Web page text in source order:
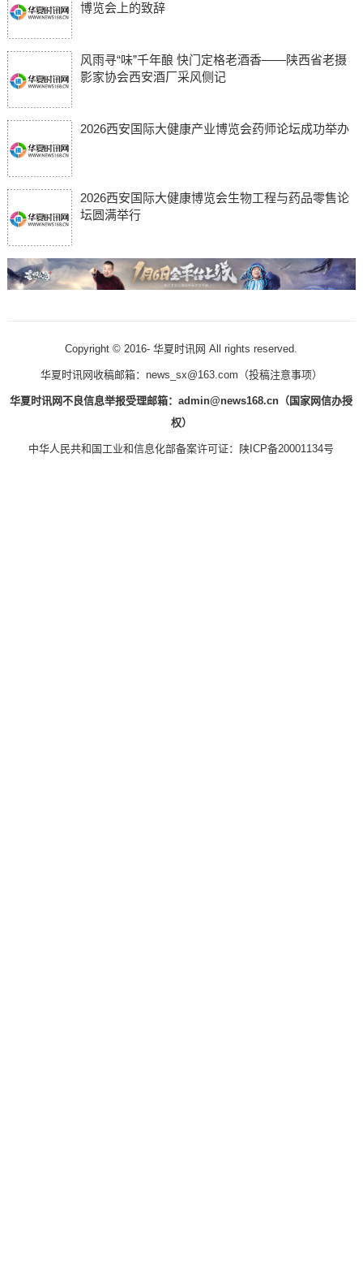
博览会上的致辞
风雨寻“味”千年酿 快门定格老酒香——陕西省老摄
影家协会西安酒厂采风侧记
2026西安国际大健康产业博览会药师论坛成功举办
2026西安国际大健康博览会生物工程与药品零售论
坛圆满举行
Copyright © 2016- 华夏时讯网 All rights reserved.
华夏时讯网收稿邮箱：news_sx@163.com（投稿注意事项）
华夏时讯网不良信息举报受理邮箱：admin@news168.cn（国家网信办授
权）
中华人民共和国工业和信息化部备案许可证： 陕ICP备20001134号